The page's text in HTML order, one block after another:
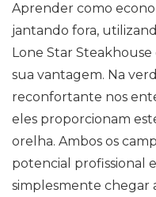
Aprender como
jantando fora,
Lone Star
sua vantagem. Na
reconfortante nos
eles proporcionam
orelha. Ambos os
potencial profissional
simplesmente chegar